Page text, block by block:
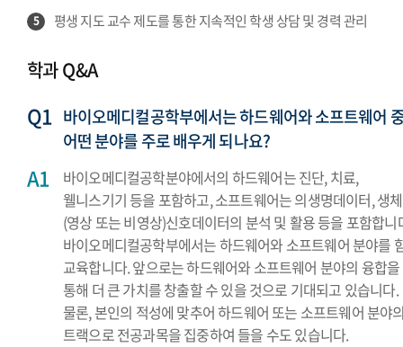
5 평생 지도 교수 제도를 통한 지속적인 학생 상담 및 경력 관리
학과 Q&A
바이오메디컬공학부에서는 하드웨어와 소프트웨어
어떤 분야를 주로 배우게 되나요?
바이오메디컬공학분야에서의 하드웨어는 진단, 치료,
웰니스기기 등을 포함하고, 소프트웨어는 의생명데이터, 생체
(영상 또는 비영상)신호데이터의 분석 및 활용 등을 포함합니
바이오메디컬공학부에서는 하드웨어와 소프트웨어 분야를
교육합니다. 앞으로는 하드웨어와 소프트웨어 분야의 융합을
통해 더 큰 가치를 창출할 수 있을 것으로 기대되고 있습니다.
물론, 본인의 적성에 맞추어 하드웨어 또는 소프트웨어 분야
트랙으로 전공과목을 집중하여 들을 수도 있습니다.